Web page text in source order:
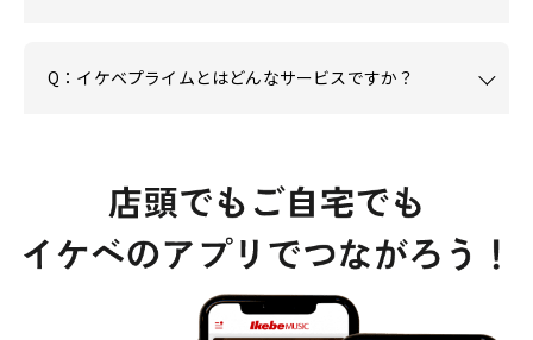
Q：イケベプライムとはどんなサービスですか？